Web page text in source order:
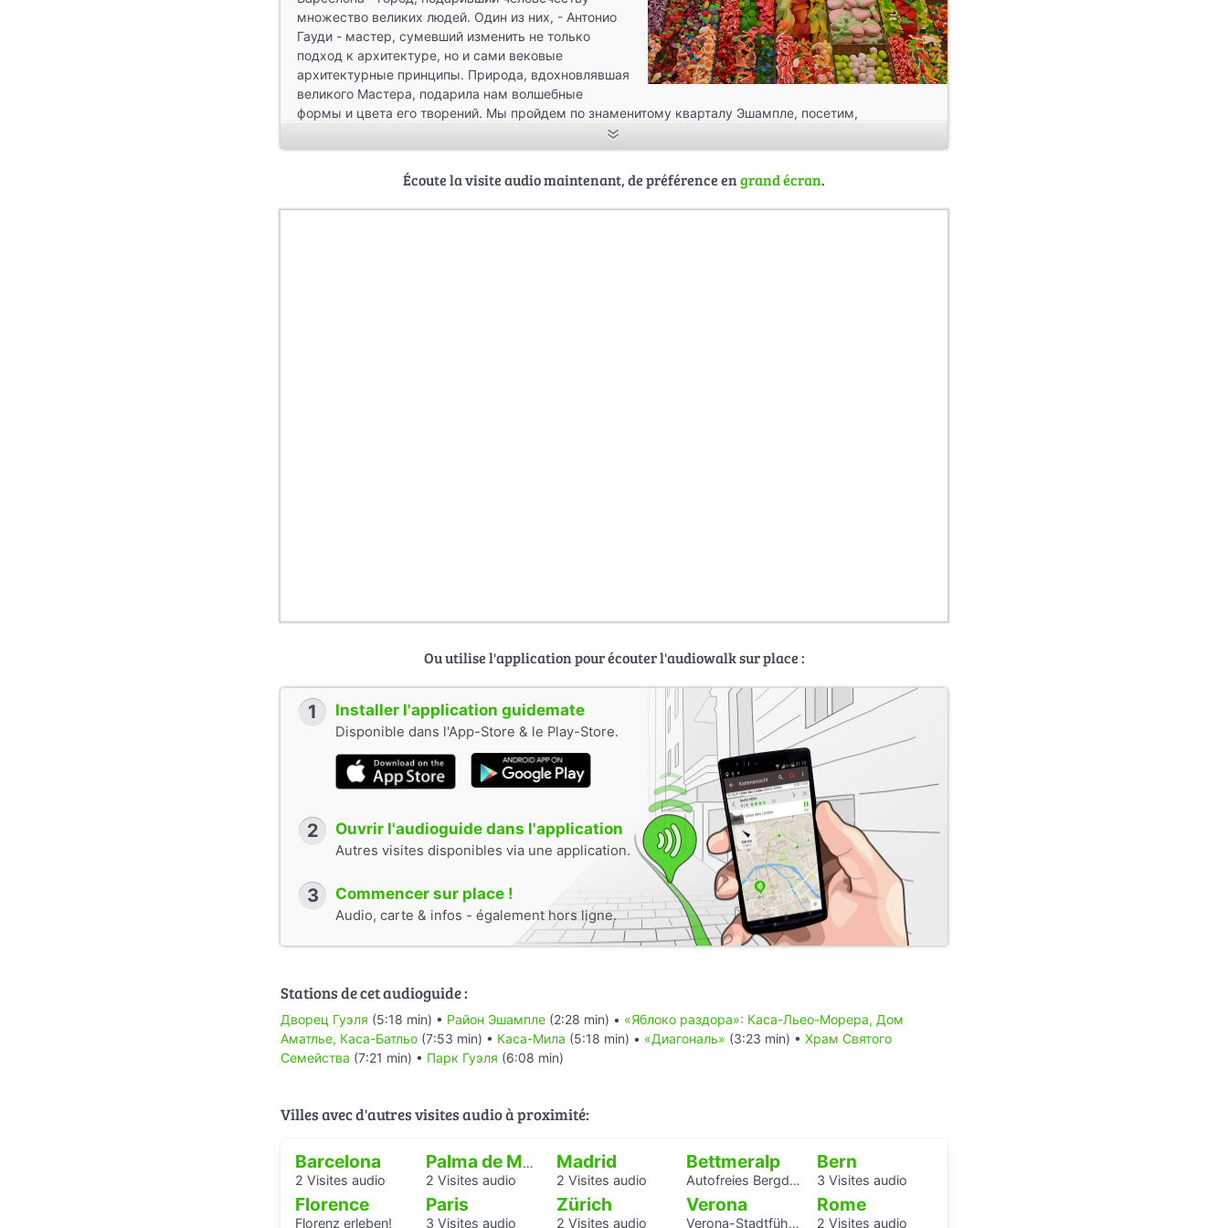
множество великих людей. Один из них, - Антонио
Гауди - мастер, сумевший изменить не только
подход к архитектуре, но и сами вековые
архитектурные принципы. Природа, вдохновлявшая
великого Мастера, подарила нам волшебные
формы и цвета его творений. Мы пройдем по знаменитому кварталу Эшампле, посетим,
поражающий воображение, храм Святого Семейства - Саграда-Фамилия, прогуляемся по
сказочному Парку Гуэля. И везде на нашем пути нам будут встречаться творения великого
Антонио Гауди. Ни один архитектор так не изменил и не прославил свой город, как Гауди –
Барселону. А если вы хотите еще глубже почувствовать биение сердца этого сказочного города,
попробуйте хотя бы недолго пожить внутри него так, как это делают местные жители. Попробуйте
Écoute la visite audio maintenant, de préférence engrand écran.
Ou utilise l'application pour écouter l'audiowalk sur place :
1 Installer l'application guidemate
Disponible dans l'App-Store & le Play-Store.
2 Ouvrir l'audioguide dans l'application
Autres visites disponibles via une application.
3 Commencer sur place !
Audio, carte & infos - également hors ligne.
Stations de cet audioguide :
Дворец Гуэля (5:18 min) • Район Эшампле (2:28 min) • «Яблоко раздора»: Каса-Льео-Морера, Дом
Аматлье, Каса-Батльо (7:53 min) • Каса-Мила (5:18 min) • «Диагональ» (3:23 min) • Храм Святого
Семейства (7:21 min) • Парк Гуэля (6:08 min)
Villes avec d'autres visites audio à proximité:
Barcelona
2 Visites audio
Palma de Mallorca
2 Visites audio
Madrid
2 Visites audio
Bettmeralp
Autofreies Bergdorf Bettmeralp
Bern
3 Visites audio
Florence
Florenz erleben!
Paris
3 Visites audio
Zürich
2 Visites audio
Verona
Verona-Stadtführung
Rome
2 Visites audio